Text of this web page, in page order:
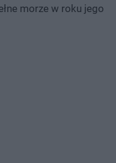
morze w roku jego